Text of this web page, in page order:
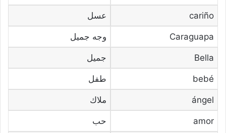
cariño عسل
Caraguapa وجه جميل
Bella جميل
bebé طفل
ángel ملاك
amor حب